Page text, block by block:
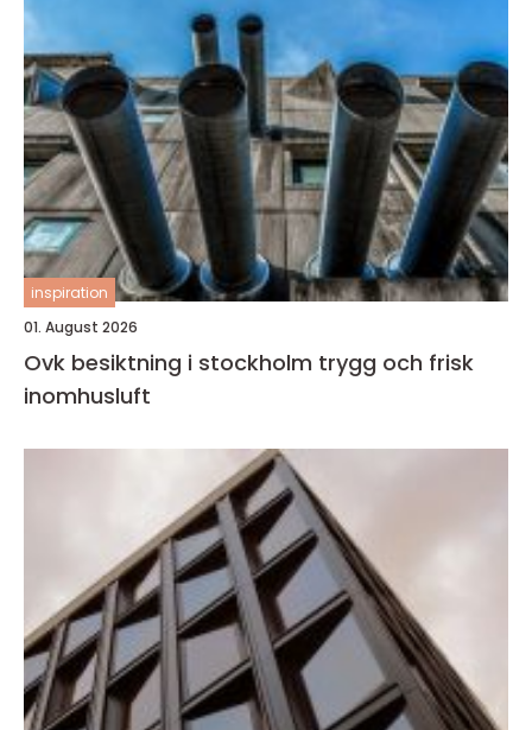
inspiration
01. August 2026
Ovk besiktning i stockholm trygg och frisk
inomhusluft